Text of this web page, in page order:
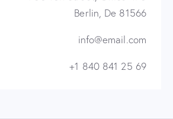
Berlin, De 81566
info@email.com
+1 840 841 25 69